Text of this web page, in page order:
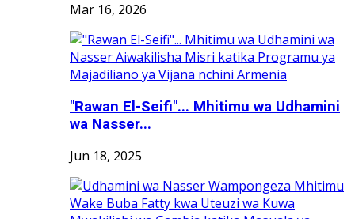
Mar 16, 2026
"Rawan El-Seifi"... Mhitimu wa Udhamini
wa Nasser...
Jun 18, 2025